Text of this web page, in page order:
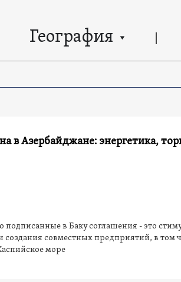
География
в Азербайджане: энергетика,
в Баку соглашения - это
создания совместных предприятий, в том
море